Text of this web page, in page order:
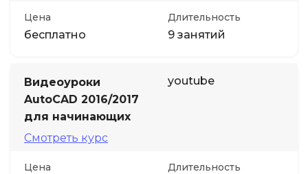
Цена
бесплатно
Длительность
9 занятий
Видеоуроки
AutoCAD 2016/2017
для начинающих
Смотреть курс
youtube
Цена Длительность